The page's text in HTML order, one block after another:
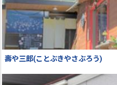
壽や三郎(ことぶきやさぶろう)